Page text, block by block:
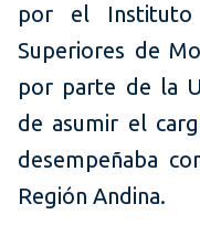
por el Instituto
Superiores de
por parte de la
de asumir el
desempeñaba
Región Andina.